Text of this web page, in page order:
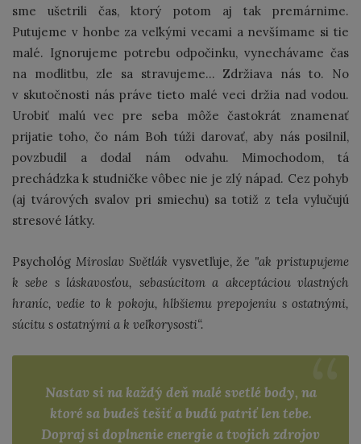
sme ušetrili čas, ktorý potom aj tak premárnime.
Putujeme v honbe za veľkými vecami a nevšímame si tie
malé. Ignorujeme potrebu odpočinku, vynechávame čas
na modlitbu, zle sa stravujeme... Zdržiava nás to. No
v skutočnosti nás práve tieto malé veci držia nad vodou.
Urobiť malú vec pre seba môže častokrát znamenať
prijatie toho, čo nám Boh túži darovať, aby nás posilnil,
povzbudil a dodal nám odvahu. Mimochodom, tá
prechádzka k studničke vôbec nie je zlý nápad. Cez pohyb
(aj tvárových svalov pri smiechu) sa totiž z tela vylučujú
stresové látky.
Psychológ Miroslav Světlák vysvetľuje, že "ak pristupujeme
k sebe s láskavosťou, sebasúcitom a akceptáciou vlastných
hraníc, vedie to k pokoju, hlbšiemu prepojeniu s ostatnými,
súcitu s ostatnými a k veľkorysosti“.
Nastav si na každý deň malé svetlé body, na
ktoré sa budeš tešiť a budú patriť len tebe.
Dopraj si doplnenie energie a tvojich zdrojov